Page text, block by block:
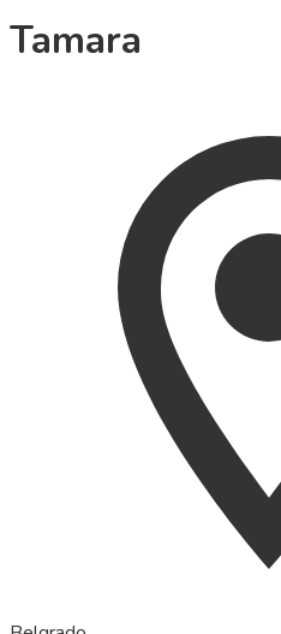
Tamara